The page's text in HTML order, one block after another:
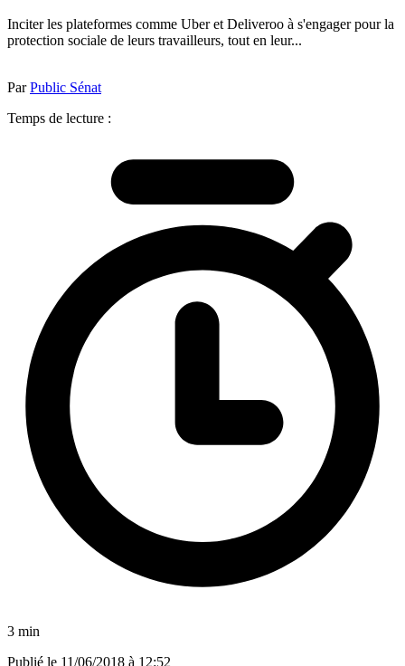
Inciter les plateformes comme Uber et Deliveroo à s'engager pour la
protection sociale de leurs travailleurs, tout en leur...
ParPublic Sénat
Temps de lecture :
3 min
Publié le 11/06/2018 à 12:52